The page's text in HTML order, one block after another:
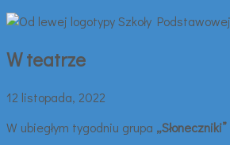
W teatrze
12 listopada, 2022
W ubiegłym tygodniu grupa „Słoneczniki”